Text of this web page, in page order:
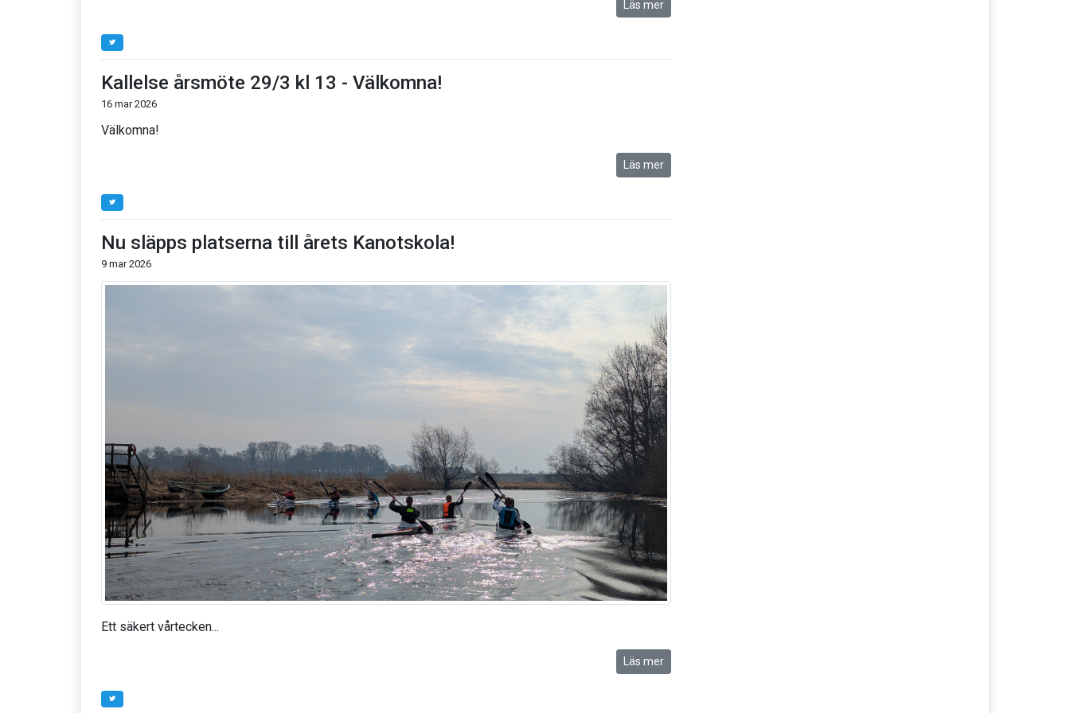
Läs mer
Kallelse årsmöte 29/3 kl 13 - Välkomna!
16 mar 2026
Välkomna!
Läs mer
Nu släpps platserna till årets Kanotskola!
9 mar 2026
Ett säkert vårtecken...
Läs mer